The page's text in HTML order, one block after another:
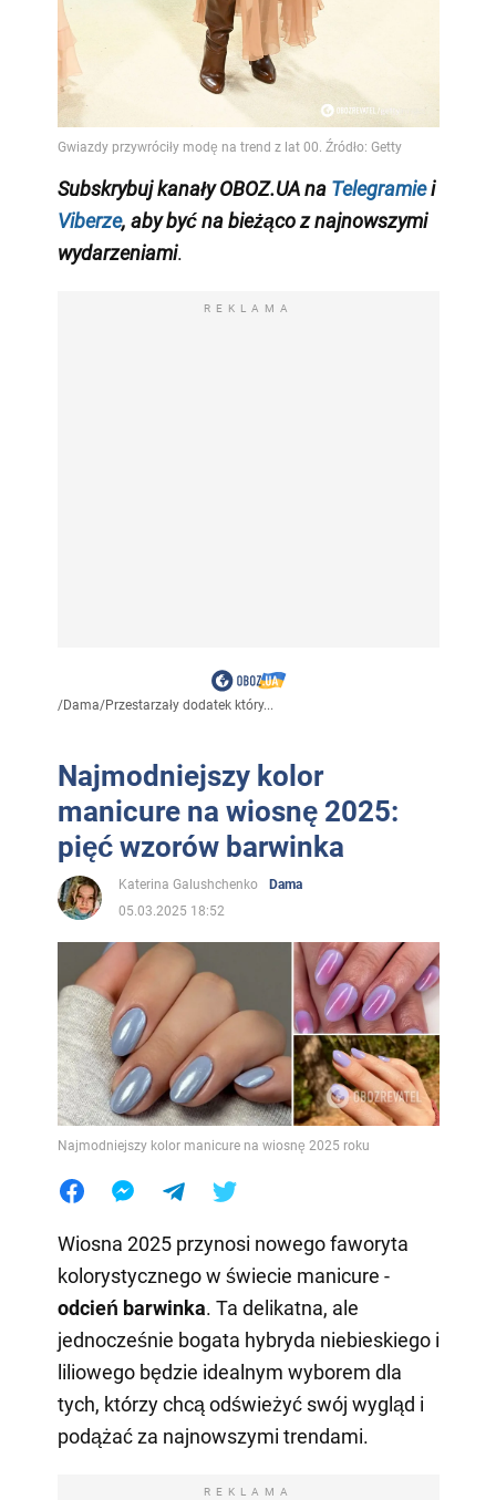
Subskrybuj kanały OBOZ.UA na Telegramiei
Viberze, aby być na bieżąco z najnowszymi
wydarzeniami.
REKLAMA
/Dama/Przestarzały dodatek który...
Najmodniejszy kolor
manicure na wiosnę 2025:
pięć wzorów barwinka
Katerina Galushchenko
Dama
05.03.2025 18:52
Najmodniejszy kolor manicure na wiosnę 2025 roku
Wiosna 2025 przynosi nowego faworyta
kolorystycznego w świecie manicure -
odcień barwinka. Ta delikatna, ale
jednocześnie bogata hybryda niebieskiego i
liliowego będzie idealnym wyborem dla
tych, którzy chcą odświeżyć swój wygląd i
podążać za najnowszymi trendami.
REKLAMA